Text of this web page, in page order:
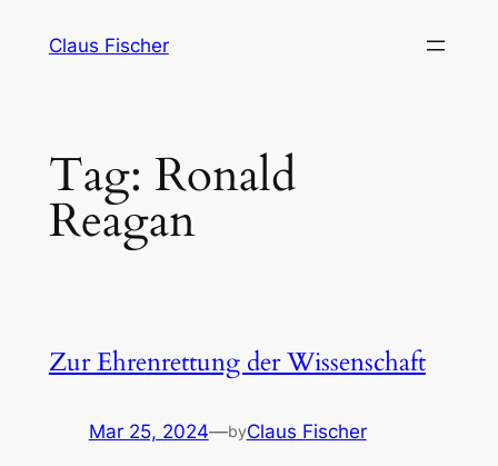
Claus Fischer
Tag: Ronald
Reagan
Zur Ehrenrettung der Wissenschaft
Mar 25, 2024—byClaus Fischer